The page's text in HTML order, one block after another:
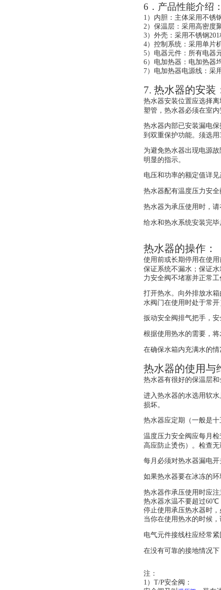
6．产品性能介绍
1） 内胆：主体采用不锈
2） 保温层：采用高密度
3）外壳：采用不锈钢
4）控制系统：采用单片
5）电器元件：所有电器
6）电加热器：电加热器
7）电加热器电源线：采
7. 热水器的安装
热水器安装位置应选择
塑管，热水器必须在室
热水器内部已安装漏电
到双重保护功能。须选
为避免热水器出现电源
明显的指示。
电压和功率的额定值详
热水器配有温度压力安
热水器为承压使用时，
给水和热水系统安装完
热水器的操作：
使用前或长期停用在使
保证系统不漏水；保证
力安全阀不堵塞并正常工
打开热水。向外排放水
水阀门在使用时处于常开
扳动安全阀排气把手，
根据使用热水的需要，
在确保水箱内充满水的
热水器的使用与
热水器有很好的保温层
进入热水器的水选用软
损坏。
热水器应定期（一般是
温度压力安全阀应每月
高应防止烫伤）。检查
每月必须对热水器漏电
如果热水器要在冰冻的
热水器作承压使用时应注
热水器水温不要超过
停止使用承压热水器时
当你在使用热水的时候
电气元件接线柱应经常
在没有可靠的接地情况
注：
1）T/P安全阀：